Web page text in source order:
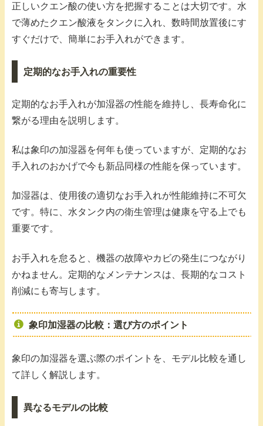
正しいクエン酸の使い方を把握することは大切です。水
で薄めたクエン酸液をタンクに入れ、数時間放置後にす
すぐだけで、簡単にお手入れができます。
定期的なお手入れの重要性
定期的なお手入れが加湿器の性能を維持し、長寿命化に
繋がる理由を説明します。
私は象印の加湿器を何年も使っていますが、定期的なお
手入れのおかげで今も新品同様の性能を保っています。
加湿器は、使用後の適切なお手入れが性能維持に不可欠
です。特に、水タンク内の衛生管理は健康を守る上でも
重要です。
お手入れを怠ると、機器の故障やカビの発生につながり
かねません。定期的なメンテナンスは、長期的なコスト
削減にも寄与します。
象印加湿器の比較：選び方のポイント
象印の加湿器を選ぶ際のポイントを、モデル比較を通し
て詳しく解説します。
異なるモデルの比較